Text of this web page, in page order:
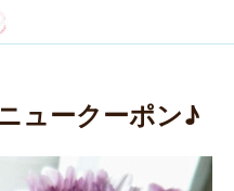
ュークーポン♪